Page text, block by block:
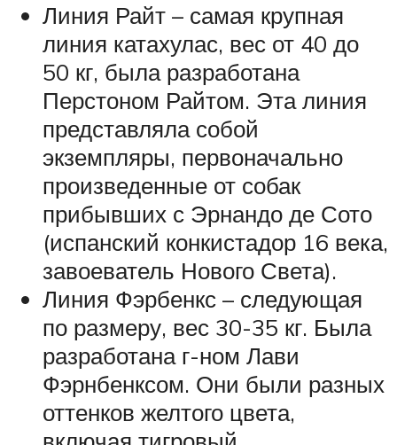
Линия Райт – самая крупная
линия катахулас, вес от 40 до
50 кг, была разработана
Перстоном Райтом. Эта линия
представляла собой
экземпляры, первоначально
произведенные от собак
прибывших с Эрнандо де Сото
(испанский конкистадор 16 века,
завоеватель Нового Света).
Линия Фэрбенкс – следующая
по размеру, вес 30-35 кг. Была
разработана г-ном Лави
Фэрнбенксом. Они были разных
оттенков желтого цвета,